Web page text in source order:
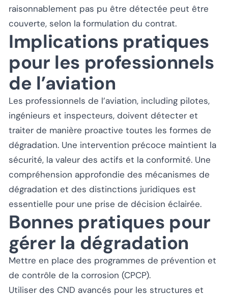
raisonnablement pas pu être détectée peut être
couverte, selon la formulation du contrat.
Implications pratiques
pour les professionnels
de l’aviation
Les professionnels de l’aviation, including pilotes,
ingénieurs et inspecteurs, doivent détecter et
traiter de manière proactive toutes les formes de
dégradation. Une intervention précoce maintient la
sécurité, la valeur des actifs et la conformité. Une
compréhension approfondie des mécanismes de
dégradation et des distinctions juridiques est
essentielle pour une prise de décision éclairée.
Bonnes pratiques pour
gérer la dégradation
Mettre en place des programmes de prévention et
de contrôle de la corrosion (CPCP).
Utiliser des CND avancés pour les structures et